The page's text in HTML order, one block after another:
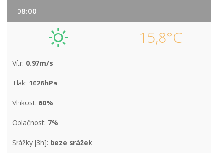
08:00
15,8°C
Vítr: 0.97m/s
Tlak: 1026hPa
Vlhkost: 60%
Oblačnost: 7%
Srážky [3h]: beze srážek